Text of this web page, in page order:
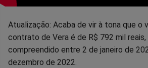
Atualização: Acaba de vir à tona que o
contrato de Vera é de R$ 792 mil
compreendido entre 2 de janeiro de
dezembro de 2022.